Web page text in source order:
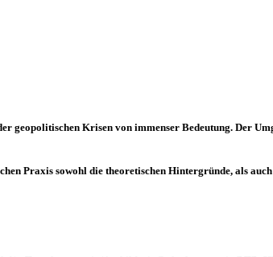
geopolitischen Krisen von immenser Bedeutung. Der
Praxis sowohl die theoretischen Hintergründe, als